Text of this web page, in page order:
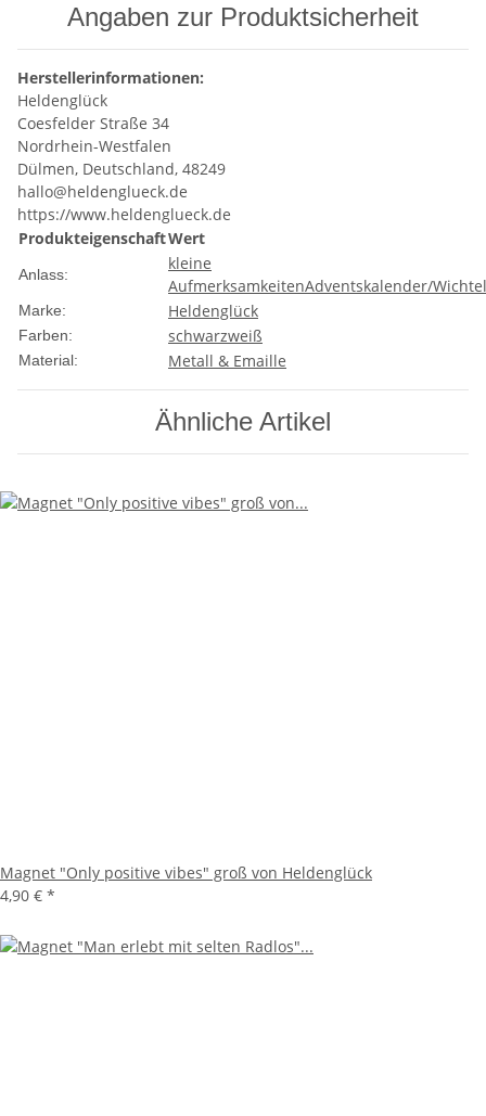
Angaben zur Produktsicherheit
Herstellerinformationen:
Heldenglück
Coesfelder Straße 34
Nordrhein-Westfalen
Dülmen, Deutschland, 48249
hallo@heldenglueck.de
https://www.heldenglueck.de
ProdukteigenschaftWert
Anlass:
kleine
AufmerksamkeitenAdventskalender/
Marke: Heldenglück
Farben: schwarzweiß
Material: Metall & Emaille
Ähnliche Artikel
Magnet "Only positive vibes" groß von Heldenglück
4,90 € *